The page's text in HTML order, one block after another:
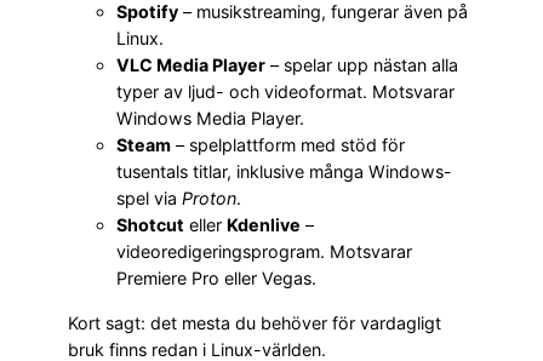
Spotify – musikstreaming, fungerar även på
Linux.
VLC Media Player – spelar upp nästan alla
typer av ljud- och videoformat. Motsvarar
Windows Media Player.
Steam – spelplattform med stöd för
tusentals titlar, inklusive många Windows-
spel via Proton.
Shotcut eller Kdenlive –
videoredigeringsprogram. Motsvarar
Premiere Pro eller Vegas.
Kort sagt: det mesta du behöver för vardagligt
bruk finns redan i Linux-världen.